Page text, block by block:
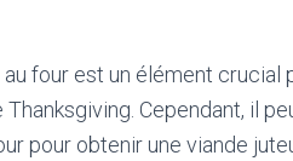
four est un élément crucial
Thanksgiving. Cependant, il
pour obtenir une viande